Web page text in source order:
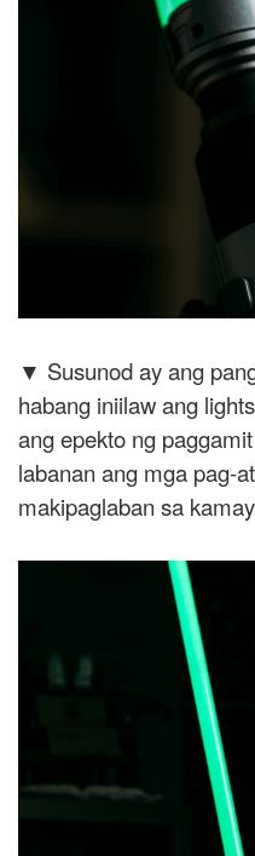
▼ Susunod ay ang
habang iniilaw ang
ang epekto ng
labanan ang mga pag-
makipaglaban sa